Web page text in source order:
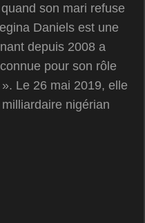
son mari refuse
Daniels est une
depuis 2008 a
pour son rôle
Le 26 mai 2019, elle
nigérian